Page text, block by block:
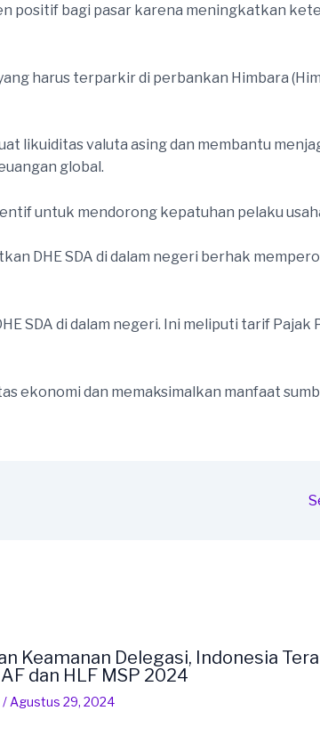
positif bagi pasar karena meningkatkan
harus terparkir di perbankan Himbara
likuiditas valuta asing dan membantu
global.
untuk mendorong kepatuhan pelaku
DHE SDA di dalam negeri berhak
SDA di dalam negeri. Ini meliputi tarif Pajak
ekonomi dan memaksimalkan manfaat
Keamanan Delegasi, Indonesia
dan HLF MSP 2024
/ Agustus 29, 2024